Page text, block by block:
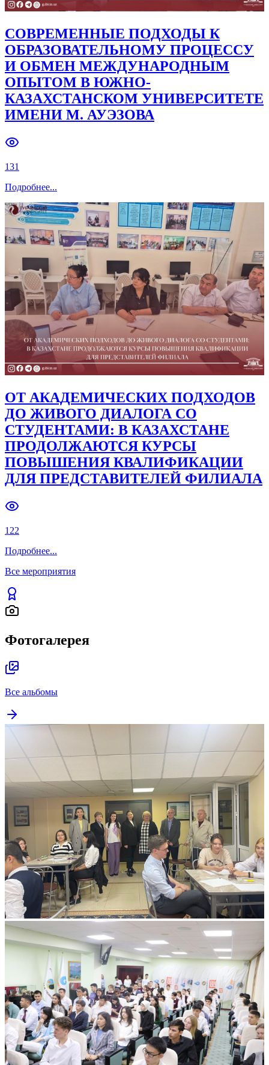
СОВРЕМЕННЫЕ ПОДХОДЫ К
ОБРАЗОВАТЕЛЬНОМУ ПРОЦЕССУ
И ОБМЕН МЕЖДУНАРОДНЫМ
ОПЫТОМ В ЮЖНО-
КАЗАХСТАНСКОМ УНИВЕРСИТЕТЕ
ИМЕНИ М. АУЭЗОВА
131
Подробнее...
ОТ АКАДЕМИЧЕСКИХ ПОДХОДОВ
ДО ЖИВОГО ДИАЛОГА СО
СТУДЕНТАМИ: В КАЗАХСТАНЕ
ПРОДОЛЖАЮТСЯ КУРСЫ
ПОВЫШЕНИЯ КВАЛИФИКАЦИИ
ДЛЯ ПРЕДСТАВИТЕЛЕЙ ФИЛИАЛА
122
Подробнее...
Все мероприятия
Фотогалерея
Все альбомы